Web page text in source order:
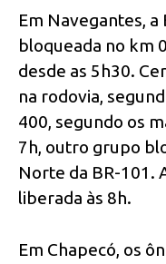
Em Navegantes,
bloqueada no km
desde as 5h30.
na rodovia,
400, segundo os
7h, outro grupo
Norte da BR-101.
liberada às 8h.
Em Chapecó, os